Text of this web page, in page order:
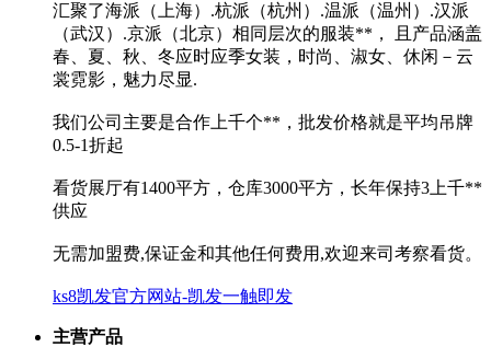
汇聚了海派（上海）.杭派（杭州）.温派（温州）.汉派
（武汉）.京派（北京）相同层次的服装**， 且产品涵盖
春、夏、秋、冬应时应季女装，时尚、淑女、休闲－云
裳霓影，魅力尽显.
我们公司主要是合作上千个**，批发价格就是平均吊牌
0.5-1折起
看货展厅有1400平方，仓库3000平方，长年保持3上千**
供应
无需加盟费,保证金和其他任何费用,欢迎来司考察看货。
ks8凯发官方网站-凯发一触即发
主营产品